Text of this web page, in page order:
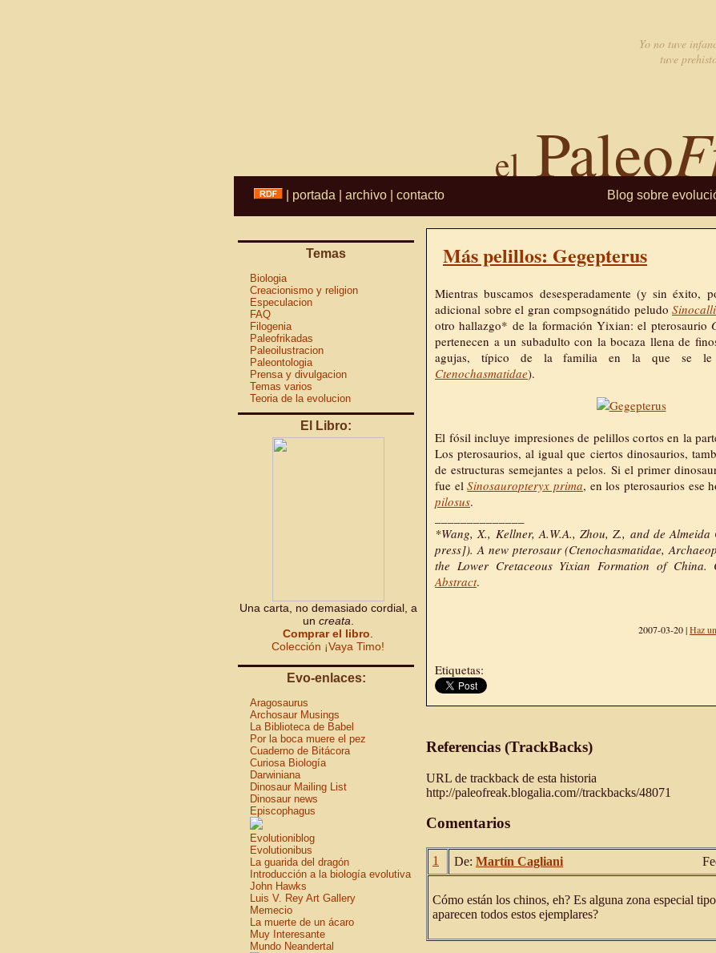
Yo no tuve
tuve
elPaleo
portada archivo contacto Blog sobre
Temas
Biologia
Creacionismo y religion
Especulacion
FAQ
Filogenia
Paleofrikadas
Paleoilustracion
Paleontologia
Prensa y divulgacion
Temas varios
Teoria de la evolucion
El Libro:
Una carta, no demasiado cordial, a
un creata
Comprar el libro
Colección ¡Vaya Timo!
Evo-enlaces:
Aragosaurus
Archosaur Musings
La Biblioteca de Babel
Por la boca muere el pez
Cuaderno de Bitácora
Curiosa Biología
Darwiniana
Dinosaur Mailing List
Dinosaur news
Episcophagus
Evolutioniblog
Evolutionibus
La guarida del dragón
Introducción a la biología evolutiva
John Hawks
Luis V. Rey Art Gallery
Memecio
La muerte de un ácaro
Muy Interesante
Mundo Neandertal
Más pelillos: Gegepterus
Mientras buscamos desesperadamente (y sin éxito,
adicional sobre el gran compsognátido peludo
otro hallazgo* de la formación Yixian: el pterosaurio
pertenecen a un subadulto con la bocaza llena de
agujas, típico de la familia en la que se le
Ctenochasmatidae).
El fósil incluye impresiones de pelillos cortos en la
Los pterosaurios, al igual que ciertos dinosaurios,
de estructuras semejantes a pelos. Si el primer
fue elSinosauropteryx prima, en los pterosaurios ese
pilosus.
*Wang, X., Kellner, A.W.A., Zhou, Z., and de
press]). A new pterosaur (Ctenochasmatidae,
the Lower Cretaceous Yixian Formation of China.
Abstract.
2007-03-20 |Haz
Etiquetas:
Referencias (TrackBacks)
URL de trackback de esta historia
http://paleofreak.blogalia.com//trackbacks/48071
Comentarios
1 De: Martín Cagliani
Cómo están los chinos, eh? Es alguna zona especial
aparecen todos estos ejemplares?